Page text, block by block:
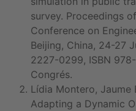
survey. Proceedings
Conference on
Beijing, China, 24-27
2227-0299, ISBN
Congrés.
Lídia Montero, Jaume
Adapting a Dynamic